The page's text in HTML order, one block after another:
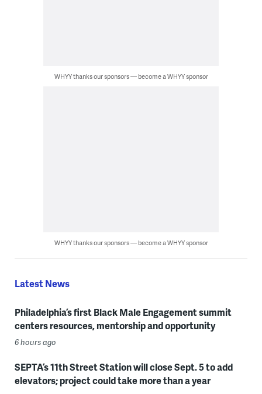
WHYY thanks our sponsors — become a WHYY sponsor
WHYY thanks our sponsors — become a WHYY sponsor
Latest News
Philadelphia’s first Black Male Engagement summit
centers resources, mentorship and opportunity
6 hours ago
SEPTA’s 11th Street Station will close Sept. 5 to add
elevators; project could take more than a year